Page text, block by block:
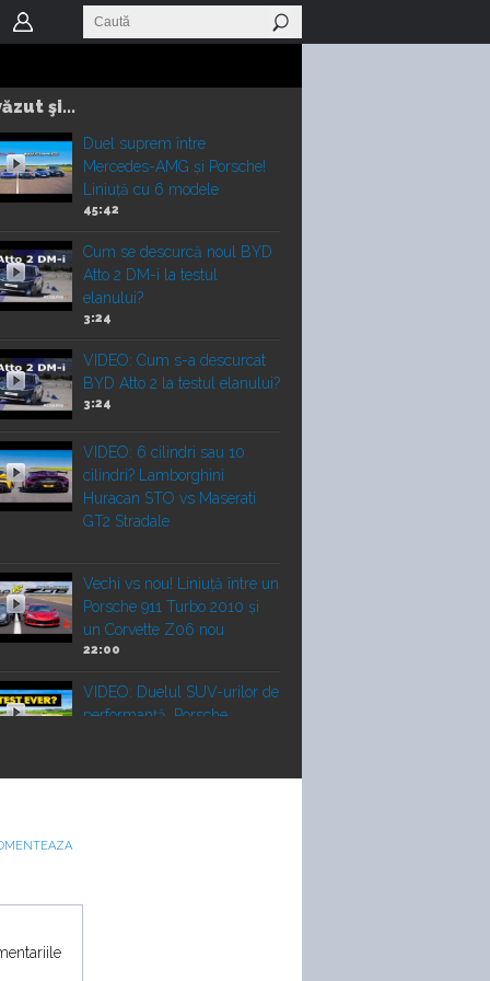
şi...
Duel suprem între
Mercedes-AMG și Porsche!
Liniuță cu 6 modele
45:42
Cum se descurcă noul BYD
Atto 2 DM-i la testul
elanului?
3:24
VIDEO: Cum s-a descurcat
BYD Atto 2 la testul elanului?
3:24
VIDEO: 6 cilindri sau 10
cilindri? Lamborghini
Huracan STO vs Maserati
GT2 Stradale
Vechi vs nou! Liniuță între un
Porsche 911 Turbo 2010 și
un Corvette Z06 nou
22:00
VIDEO: Duelul SUV-urilor de
performanță. Porsche